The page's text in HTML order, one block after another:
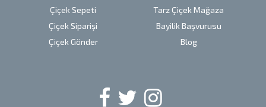
Çiçek Sepeti
Çiçek Siparişi
Çiçek Gönder
Tarz Çiçek Mağaza
Bayilik Başvurusu
Blog